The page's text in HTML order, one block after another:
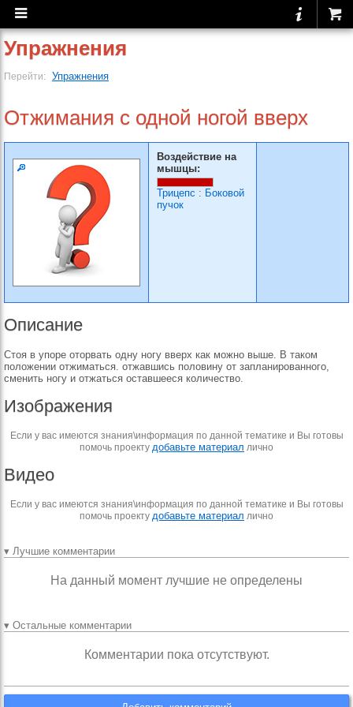
Упражнения
Перейти: Упражнения
Отжимания с одной ногой вверх
Воздействие на
мышцы:
Трицепс : Боковой
пучок
Описание
Стоя в упоре оторвать одну ногу вверх как можно выше. В таком
положении отжиматься. отжавшись половину от запланированного,
сменить ногу и отжаться оставшееся количество.
Изображения
Если у вас имеются знания\информация по данной тематике и Вы готовы
помочь проекту добавьте материал лично
Видео
Если у вас имеются знания\информация по данной тематике и Вы готовы
помочь проекту добавьте материал лично
▾ Лучшие комментарии
На данный момент лучшие не определены
▾ Остальные комментарии
Комментарии пока отсутствуют.